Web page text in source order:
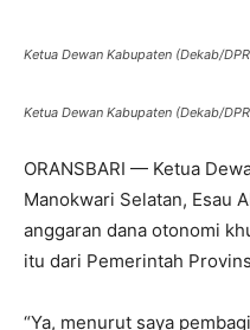
Ketua Dewan Kabupaten (Dekab/
Ketua Dewan Kabupaten (Dekab/
ORANSBARI — Ketua
Manokwari Selatan, Esau
anggaran dana otonomi
itu dari Pemerintah
“Ya, menurut saya